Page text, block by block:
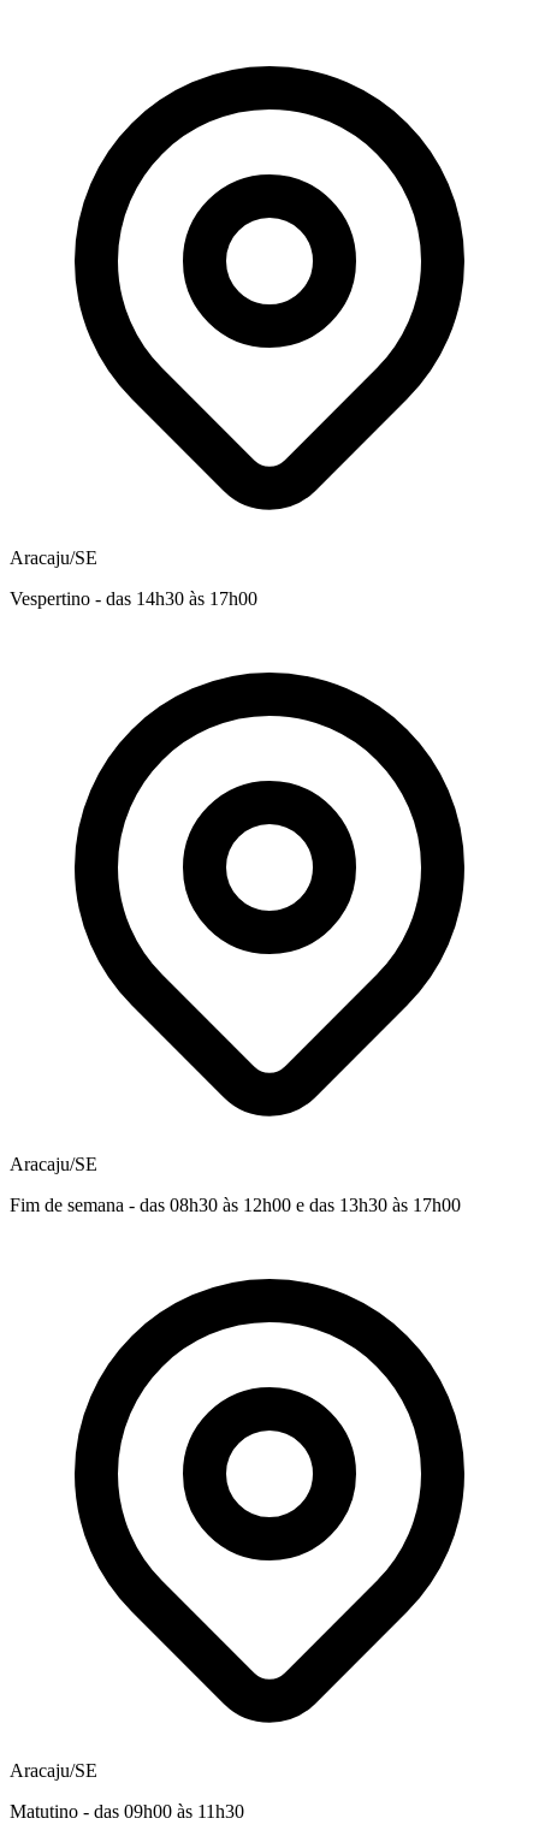
Aracaju/SE
Vespertino - das 14h30 às 17h00
Aracaju/SE
Fim de semana - das 08h30 às 12h00 e das 13h30 às 17h00
Aracaju/SE
Matutino - das 09h00 às 11h30